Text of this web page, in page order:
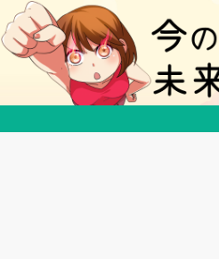
５分で得する豆知識ブ